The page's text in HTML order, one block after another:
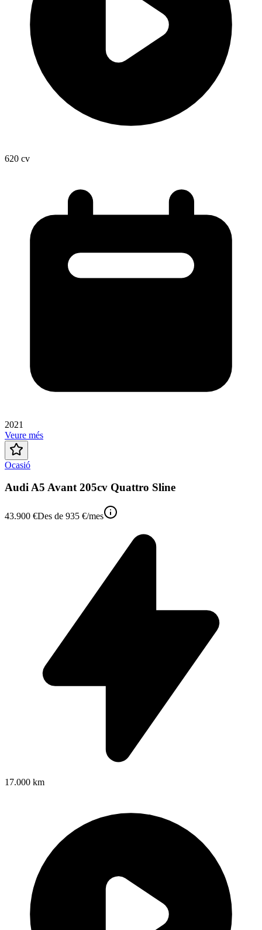
620 cv
2021
Veure més
Ocasió
Audi A5 Avant 205cv Quattro Sline
43.900 €Des de 935 €/mes
17.000 km